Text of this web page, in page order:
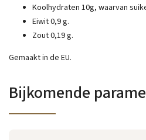
Koolhydraten 10g, waarvan
Eiwit 0,9 g.
Zout 0,19 g.
Gemaakt in de EU.
Bijkomende